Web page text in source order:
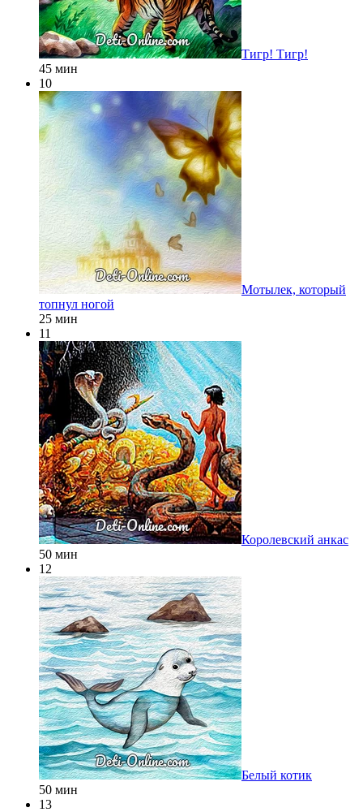
Тигр! Тигр!
45 мин
10
Мотылек, который
топнул ногой
25 мин
11
Королевский анкас
50 мин
12
Белый котик
50 мин
13